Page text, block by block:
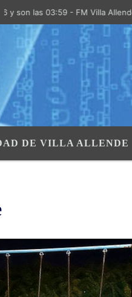
las 03:59 - FM Villa Allende -
DE VILLA ALLENDE